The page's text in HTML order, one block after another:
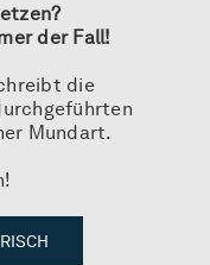
der Fall!
die
Mundart.